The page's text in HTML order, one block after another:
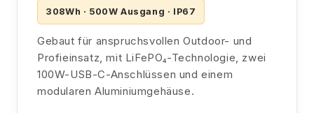
308Wh · 500W Ausgang · IP67
Gebaut für anspruchsvollen Outdoor- und
Profieinsatz, mit LiFePO₄-Technologie, zwei
100W-USB-C-Anschlüssen und einem
modularen Aluminiumgehäuse.